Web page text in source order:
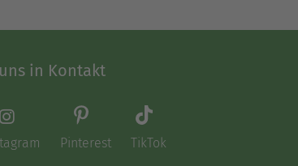
in Kontakt
Pinterest TikTok